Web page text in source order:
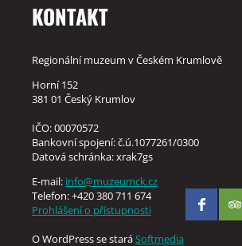
KONTAKT
Regionální muzeum v Českém Krumlově
Horní 152
381 01 Český Krumlov
IČO: 00070572
Bankovní spojení: č.ú.1077261/0300
Datová schránka: xrak7gs
E-mail: info@muzeumck.cz
Telefon: +420 380 711 674
Prohlášení o přístupnosti
O WordPress se staráSoftmedia